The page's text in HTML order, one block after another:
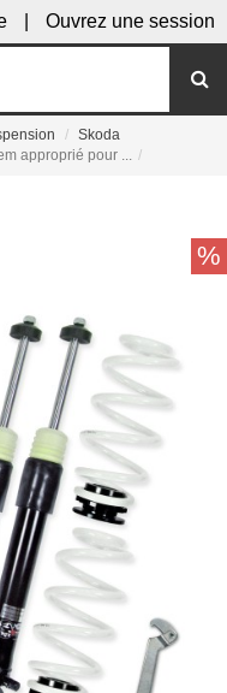
Ouvrez une session
Skoda
approprié pour ...
%